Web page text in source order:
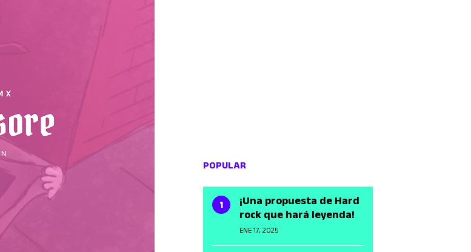
POPULAR
¡Una propuesta de Hard
rock que hará leyenda!
ENE 17, 2025